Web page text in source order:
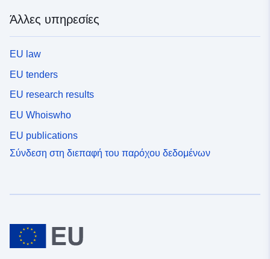
Άλλες υπηρεσίες
EU law
EU tenders
EU research results
EU Whoiswho
EU publications
Σύνδεση στη διεπαφή του παρόχου δεδομένων